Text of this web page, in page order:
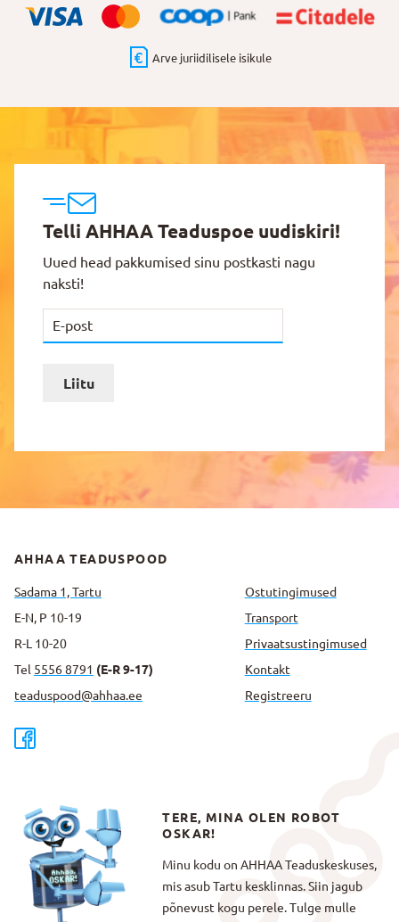
Arve juriidilisele isikule
Telli AHHAA Teaduspoe uudiskiri!
Uued head pakkumised sinu postkasti nagu
naksti!
Liitu
AHHAA TEADUSPOOD
Sadama 1, Tartu
E-N, P 10-19
R-L 10-20
Tel 5556 8791 (E-R 9-17)
teaduspood@ahhaa.ee
Ostutingimused
Transport
Privaatsus­tingimused
Kontakt
Registreeru
TERE, MINA OLEN ROBOT
OSKAR!
Minu kodu on AHHAA Teaduskeskuses,
mis asub Tartu kesklinnas. Siin jagub
põnevust kogu perele. Tulge mulle